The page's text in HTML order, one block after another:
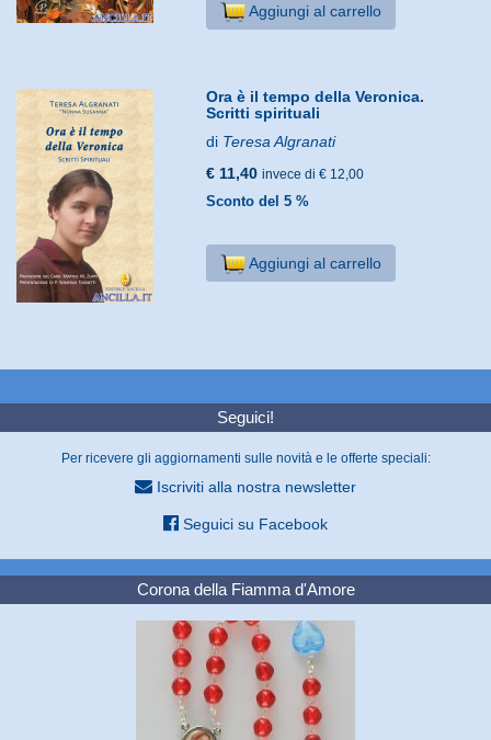
Aggiungi al carrello
Ora è il tempo della Veronica.
Scritti spirituali
di Teresa Algranati
€ 11,40 invece di € 12,00
Sconto del 5 %
Aggiungi al carrello
Seguici!
Per ricevere gli aggiornamenti sulle novità e le offerte speciali:
Iscriviti alla nostra newsletter
Seguici su Facebook
Corona della Fiamma d'Amore